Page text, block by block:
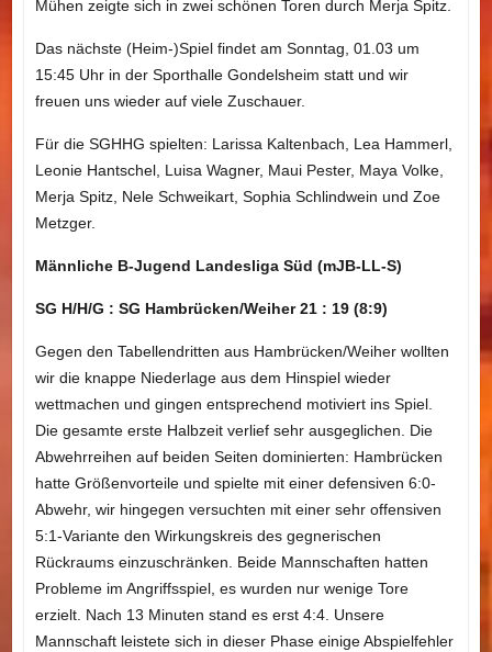
Mühen zeigte sich in zwei schönen Toren durch Merja Spitz.
Das nächste (Heim-)Spiel findet am Sonntag, 01.03 um
15:45 Uhr in der Sporthalle Gondelsheim statt und wir
freuen uns wieder auf viele Zuschauer.
Für die SGHHG spielten: Larissa Kaltenbach, Lea Hammerl,
Leonie Hantschel, Luisa Wagner, Maui Pester, Maya Volke,
Merja Spitz, Nele Schweikart, Sophia Schlindwein und Zoe
Metzger.
Männliche B-Jugend Landesliga Süd (mJB-LL-S)
SG H/H/G : SG Hambrücken/Weiher 21 : 19 (8:9)
Gegen den Tabellendritten aus Hambrücken/Weiher wollten
wir die knappe Niederlage aus dem Hinspiel wieder
wettmachen und gingen entsprechend motiviert ins Spiel.
Die gesamte erste Halbzeit verlief sehr ausgeglichen. Die
Abwehrreihen auf beiden Seiten dominierten: Hambrücken
hatte Größenvorteile und spielte mit einer defensiven 6:0-
Abwehr, wir hingegen versuchten mit einer sehr offensiven
5:1-Variante den Wirkungskreis des gegnerischen
Rückraums einzuschränken. Beide Mannschaften hatten
Probleme im Angriffsspiel, es wurden nur wenige Tore
erzielt. Nach 13 Minuten stand es erst 4:4. Unsere
Mannschaft leistete sich in dieser Phase einige Abspielfehler